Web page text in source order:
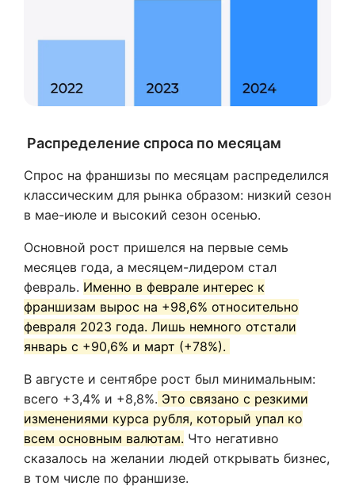
Распределение спроса по месяцам
Спрос на франшизы по месяцам распределился
классическим для рынка образом: низкий сезон
в мае-июле и высокий сезон осенью.
Основной рост пришелся на первые семь
месяцев года, а месяцем-лидером стал
февраль. Именно в феврале интерес к
франшизам вырос на +98,6% относительно
февраля 2023 года. Лишь немного отстали
январь с +90,6% и март (+78%).
В августе и сентябре рост был минимальным:
всего +3,4% и +8,8%. Это связано с резкими
изменениями курса рубля, который упал ко
всем основным валютам. Что негативно
сказалось на желании людей открывать бизнес,
в том числе по франшизе.